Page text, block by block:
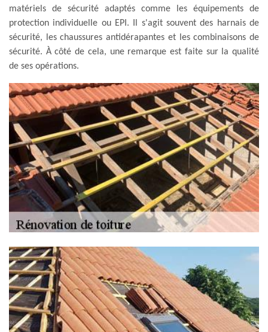
matériels de sécurité adaptés comme les équipements de
protection individuelle ou EPI. Il s'agit souvent des harnais de
sécurité, les chaussures antidérapantes et les combinaisons de
sécurité. À côté de cela, une remarque est faite sur la qualité
de ses opérations.